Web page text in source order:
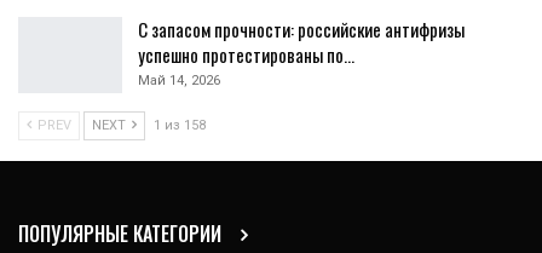
С запасом прочности: российские антифризы
успешно протестированы по…
Май 14, 2026
PREV NEXT 1 из 158
ПОПУЛЯРНЫЕ КАТЕГОРИИ